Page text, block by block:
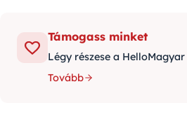
Támogass minket
Légy részese a
Tovább